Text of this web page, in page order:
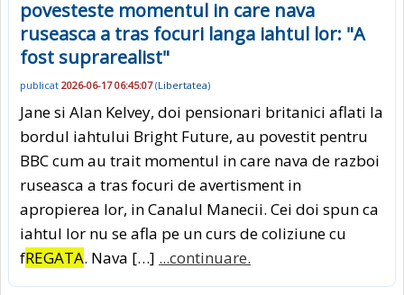
povesteste momentul in care nava
ruseasca a tras focuri langa iahtul lor: "A
fost suprarealist"
publicat 2026-06-17 06:45:07(Libertatea)
Jane si Alan Kelvey, doi pensionari britanici aflati la
bordul iahtului Bright Future, au povestit pentru
BBC cum au trait momentul in care nava de razboi
ruseasca a tras focuri de avertisment in
apropierea lor, in Canalul Manecii. Cei doi spun ca
iahtul lor nu se afla pe un curs de coliziune cu
fREGATA. Nava […] ...continuare.